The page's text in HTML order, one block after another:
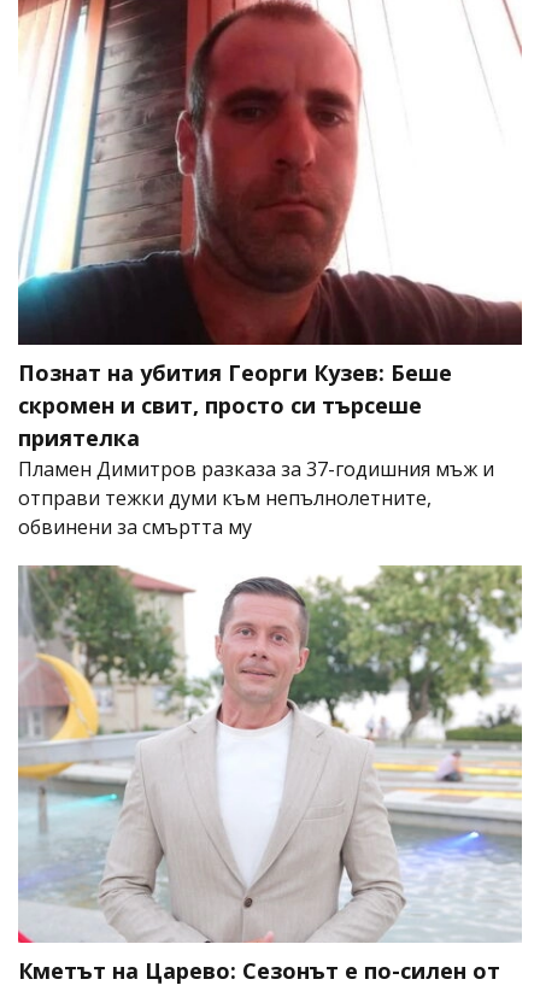
Познат на убития Георги Кузев: Беше
скромен и свит, просто си търсеше
приятелка
Пламен Димитров разказа за 37-годишния мъж и
отправи тежки думи към непълнолетните,
обвинени за смъртта му
Кметът на Царево: Сезонът е по-силен от